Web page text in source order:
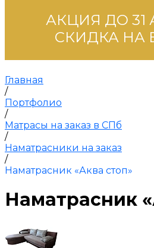
АКЦИЯ ДО 31
СКИДКА НА
Главная
/
Портфолио
/
Матрасы на заказ в СПб
/
Наматрасники на заказ
/
Наматрасник «Аква стоп»
Наматрасник